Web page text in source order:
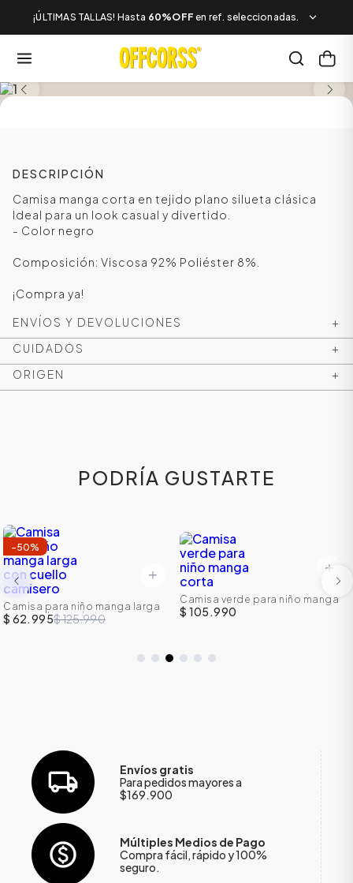
¡ÚLTIMAS TALLAS! Hasta 60%OFF en ref. seleccionadas.
DESCRIPCIÓN
Camisa manga corta en tejido plano silueta clásica
Ideal para un look casual y divertido.
- Color negro
Composición: Viscosa 92% Poliéster 8%.
¡Compra ya!
ENVÍOS Y DEVOLUCIONES
+
CUIDADOS
+
ORIGEN
+
PODRÍA GUSTARTE
-50%
Camisa para niño manga larga
con cuello camisero
$ 62.995$ 125.990
Camisa verde para niño manga
corta
$ 105.990
Envíos gratis
Para pedidos mayores a
$169.900
Múltiples Medios de Pago
Compra fácil, rápido y 100%
seguro.